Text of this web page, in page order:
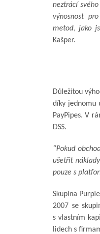
neztrácí
výnosnost
metod, jako
Kašper.
Důležitou
díky jednomu
PayPipes. V
DSS.
“Pokud
ušetřit
pouze s
Skupina
2007 se
s vlastním
lidech s